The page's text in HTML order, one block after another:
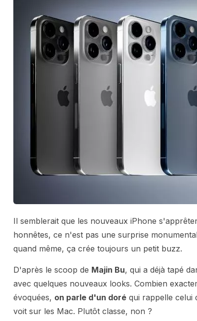
Il semblerait que les nouveaux iPhone
honnêtes, ce n'est pas une surprise
quand même, ça crée toujours un petit buzz.
D'après le scoop de Majin Bu, qui a déjà tapé
avec quelques nouveaux looks. Combien
évoquées, on parle d'un doré qui rappelle celui
voit sur les Mac. Plutôt classe, non ?